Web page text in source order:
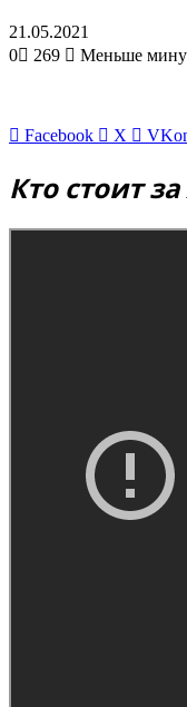
21.05.2021
0
269 Меньше
Facebook X
Кто стоит